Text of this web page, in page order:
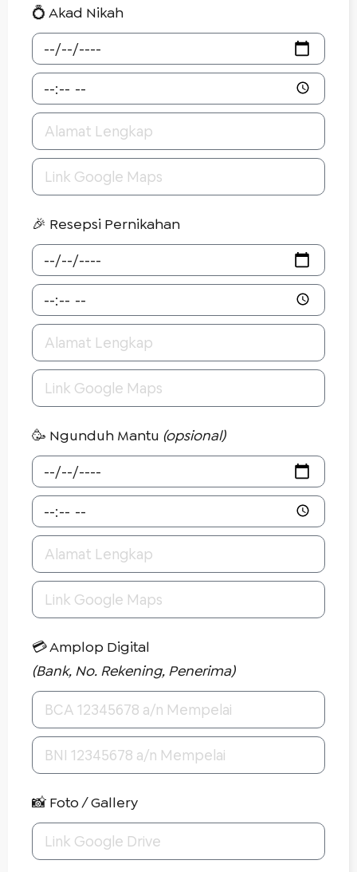
💍 Akad Nikah
🎉 Resepsi Pernikahan
🥳 Ngunduh Mantu (opsional)
💳 Amplop Digital
(Bank, No. Rekening, Penerima)
📸 Foto / Gallery